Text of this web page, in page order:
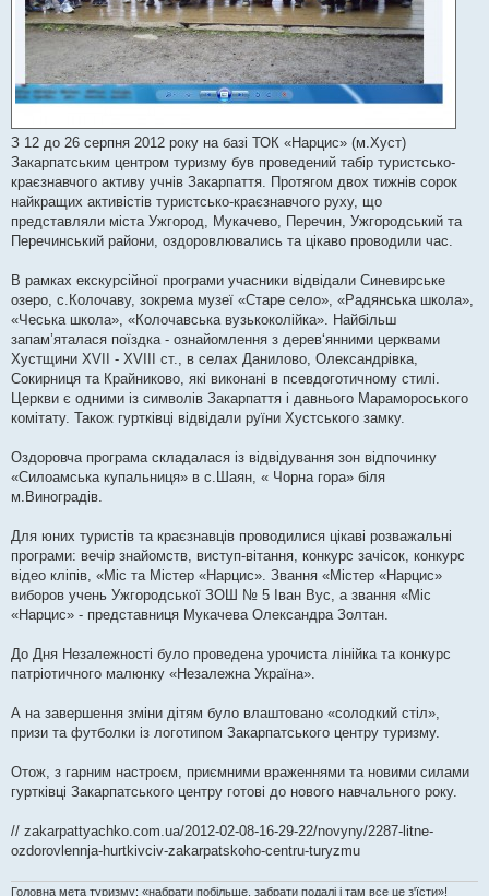
З 12 до 26 серпня 2012 року на базі ТОК «Нарцис» (м.Хуст)
Закарпатським центром туризму був проведений табір туристсько-
краєзнавчого активу учнів Закарпаття. Протягом двох тижнів сорок
найкращих активістів туристсько-краєзнавчого руху, що
представляли міста Ужгород, Мукачево, Перечин, Ужгородський та
Перечинський райони, оздоровлювались та цікаво проводили час.
В рамках екскурсійної програми учасники відвідали Синевирське
озеро, с.Колочаву, зокрема музеї «Старе село», «Радянська школа»,
«Чеська школа», «Колочавська вузькоколійка». Найбільш
запам’яталася поїздка - ознайомлення з дерев‘янними церквами
Хустщини XVII - XVIII ст., в селах Данилово, Олександрівка,
Сокирниця та Крайниково, які виконані в псевдоготичному стилі.
Церкви є одними із символів Закарпаття і давнього Марамороського
комітату. Також гуртківці відвідали руїни Хустського замку.
Оздоровча програма складалася із відвідування зон відпочинку
«Силоамська купальниця» в с.Шаян, « Чорна гора» біля
м.Виноградів.
Для юних туристів та краєзнавців проводилися цікаві розважальні
програми: вечір знайомств, виступ-вітання, конкурс зачісок, конкурс
відео кліпів, «Міс та Містер «Нарцис». Звання «Містер «Нарцис»
виборов учень Ужгородської ЗОШ № 5 Іван Вус, а звання «Міс
«Нарцис» - представниця Мукачева Олександра Золтан.
До Дня Незалежності було проведена урочиста лінійка та конкурс
патріотичного малюнку «Незалежна Україна».
А на завершення зміни дітям було влаштовано «солодкий стіл»,
призи та футболки із логотипом Закарпатського центру туризму.
Отож, з гарним настроєм, приємними враженнями та новими силами
гуртківці Закарпатського центру готові до нового навчального року.
// zakarpattyachko.com.ua/2012-02-08-16-29-22/novyny/2287-litne-
ozdorovlennja-hurtkivciv-zakarpatskoho-centru-turyzmu
Головна мета туризму: «набрати побільше, забрати подалі і там все це з'їсти»!